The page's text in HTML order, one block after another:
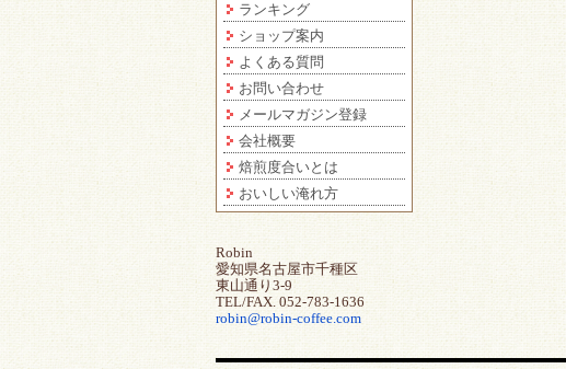
ランキング
ショップ案内
よくある質問
お問い合わせ
メールマガジン登録
会社概要
焙煎度合いとは
おいしい淹れ方
Robin
愛知県名古屋市千種区
東山通り3-9
TEL/FAX. 052-783-1636
robin@robin-coffee.com